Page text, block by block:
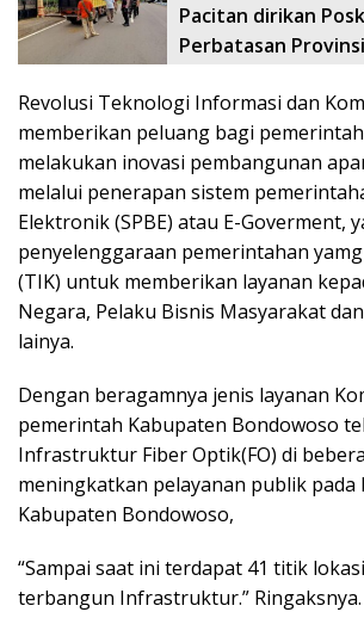
Pacitan dirikan
Perbatasan Provinsi
Revolusi Teknologi Informasi dan
memberikan peluang bagi
melakukan inovasi pembangunan
melalui penerapan sistem
Elektronik (SPBE) atau E-Goverment,
penyelenggaraan pemerintahan
(TIK) untuk memberikan layanan
Negara, Pelaku Bisnis Masyarakat
lainya.
Dengan beragamnya jenis layanan
pemerintah Kabupaten Bondowoso
Infrastruktur Fiber Optik(FO) di
meningkatkan pelayanan publik pada
Kabupaten Bondowoso,
“Sampai saat ini terdapat 41 titik
terbangun Infrastruktur.” Ringaksnya.